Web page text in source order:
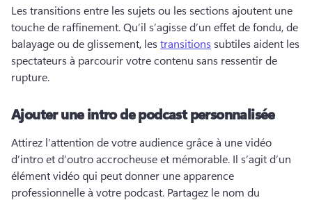
Les transitions entre les sujets ou les sections ajoutent une
touche de raffinement. Qu’il s’agisse d’un effet de fondu, de
balayage ou de glissement, les transitions subtiles aident les
spectateurs à parcourir votre contenu sans ressentir de
rupture.
Ajouter une intro de podcast personnalisée
Attirez l’attention de votre audience grâce à une vidéo
d’intro et d’outro accrocheuse et mémorable. Il s’agit d’un
élément vidéo qui peut donner une apparence
professionnelle à votre podcast. Partagez le nom du